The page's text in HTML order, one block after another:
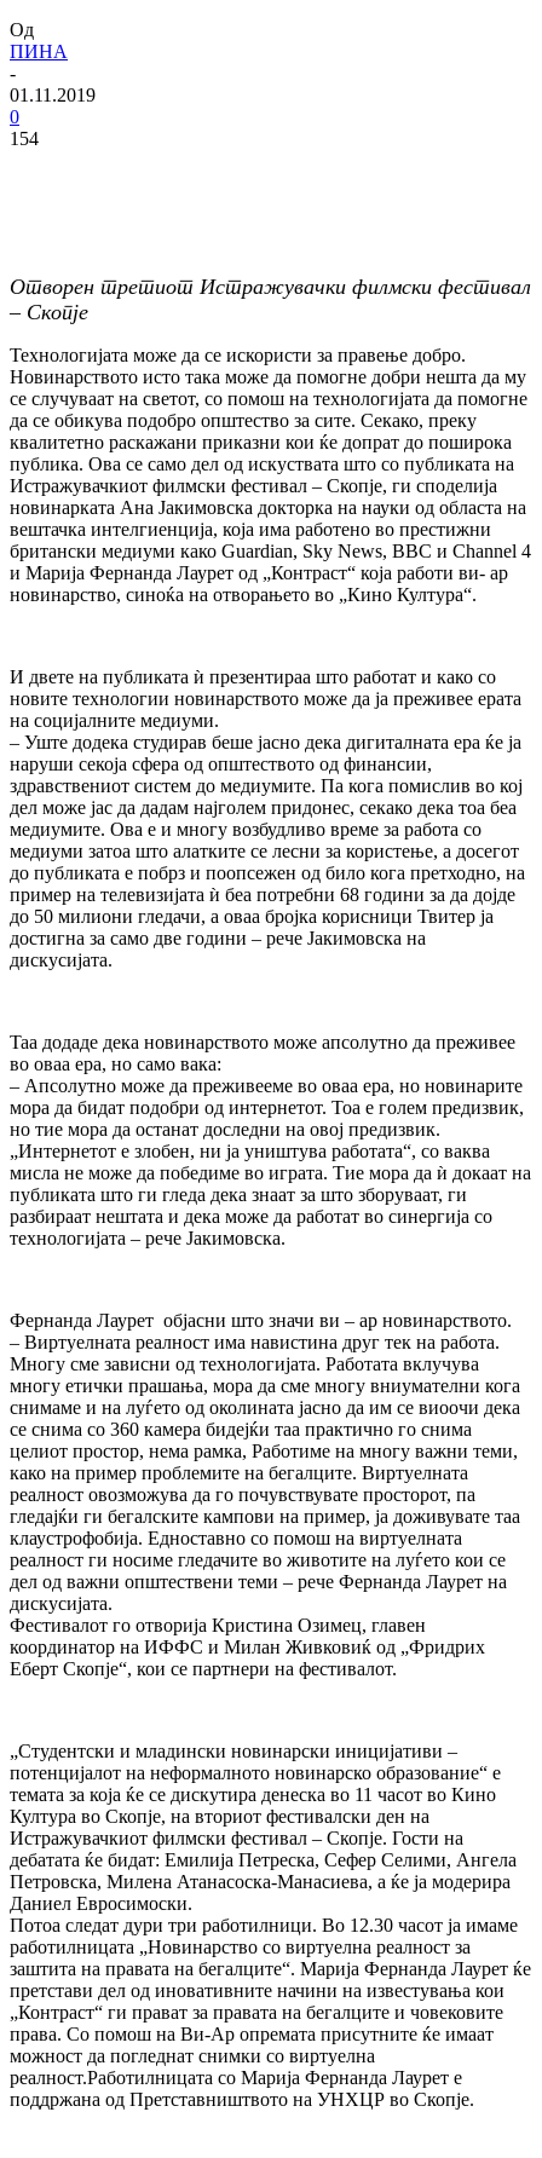
Од
ПИНА
-
01.11.2019
0
154
Отворен третиот Истражувачки филмски фестивал
– Скопје
Технологијата може да се искористи за правење добро.
Новинарството исто така може да помогне добри нешта да му
се случуваат на светот, со помош на технологијата да помогне
да се обикува подобро општество за сите. Секако, преку
квалитетно раскажани приказни кои ќе допрат до поширока
публика. Ова се само дел од искуствата што со публиката на
Истражувачкиот филмски фестивал – Скопје, ги споделија
новинарката Ана Јакимовска докторка на науки од областа на
вештачка интелгиенција, која има работено во престижни
британски медиуми како Guardian, Sky News, BBC и Channel 4
и Марија Фернанда Лаурет од „Контраст“ која работи ви- ар
новинарство, синоќа на отворањето во „Кино Култура“.
И двете на публиката ѝ презентираа што работат и како со
новите технологии новинарството може да ја преживее ерата
на социјалните медиуми.
– Уште додека студирав беше јасно дека дигиталната ера ќе ја
наруши секоја сфера од општеството од финансии,
здравствениот систем до медиумите. Па кога помислив во кој
дел може јас да дадам најголем придонес, секако дека тоа беа
медиумите. Ова е и многу возбудливо време за работа со
медиуми затоа што алатките се лесни за користење, а досегот
до публиката е побрз и поопсежен од било кога претходно, на
пример на телевизијата ѝ беа потребни 68 години за да дојде
до 50 милиони гледачи, а оваа бројка корисници Твитер ја
достигна за само две години – рече Јакимовска на
дискусијата.
Taa додаде дека новинарството може апсолутно да преживее
во оваа ера, но само вака:
– Апсолутно може да преживееме во оваа ера, но новинарите
мора да бидат подобри од интернетот. Тоа е голем предизвик,
но тие мора да останат доследни на овој предизвик.
„Интернетот е злобен, ни ја уништува работата“, со ваква
мисла не може да победиме во играта. Тие мора да ѝ докаат на
публиката што ги гледа дека знаат за што зборуваат, ги
разбираат нештата и дека може да работат во синергија со
технологијата – рече Јакимовска.
Фернанда Лаурет објасни што значи ви – ар новинарството.
– Виртуелната реалност има навистина друг тек на работа.
Многу сме зависни од технологијата. Работата вклучува
многу етички прашања, мора да сме многу вниумателни кога
снимаме и на луѓето од околината јасно да им се виоочи дека
се снима со 360 камера бидејќи таа практично го снима
целиот простор, нема рамка, Работиме на многу важни теми,
како на пример проблемите на бегалците. Виртуелната
реалност овозможува да го почувствувате просторот, па
гледајќи ги бегалските кампови на пример, ја доживувате таа
клаустрофобија. Едноставно со помош на виртуелната
реалност ги носиме гледачите во животите на луѓето кои се
дел од важни општествени теми – рече Фернанда Лаурет на
дискусијата.
Фестивалот го отворија Кристина Озимец, главен
координатор на ИФФС и Милан Живковиќ од „Фридрих
Еберт Скопје“, кои се партнери на фестивалот.
„Студентски и младински новинарски иницијативи –
потенцијалот на неформалното новинарско образование“ е
темата за која ќе се дискутира денеска во 11 часот во Кино
Култура во Скопје, на вториот фестивалски ден на
Истражувачкиот филмски фестивал – Скопје. Гости на
дебатата ќе бидат: Емилија Петреска, Сефер Селими, Ангела
Петровска, Милена Атанасоска-Манасиева, а ќе ја модерира
Даниел Евросимоски.
Потоа следат дури три работилници. Во 12.30 часот ја имаме
работилницата „Новинарство со виртуелна реалност за
заштита на правата на бегалците“. Марија Фернанда Лаурет ќе
претстави дел од иновативните начини на известувања кои
„Контраст“ ги прават за правата на бегалците и човековите
права. Со помош на Ви-Ар опремата присутните ќе имаат
можност да погледнат снимки со виртуелна
реалност.Работилницата со Марија Фернанда Лаурет е
поддржана од Претставништвото на УНХЦР во Скопје.